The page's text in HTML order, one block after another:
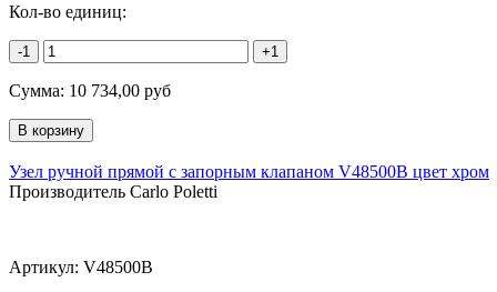
Кол-во единиц:
-1 +1
Сумма: 10 734,00 руб
Узел ручной прямой с запорным клапаном V48500B цвет хром
Производитель Carlo Poletti
Артикул: V48500B